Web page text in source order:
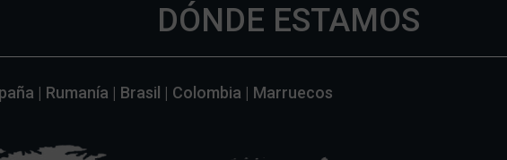
DÓNDE ESTAMOS
| Rumanía | Brasil | Colombia | Marruecos